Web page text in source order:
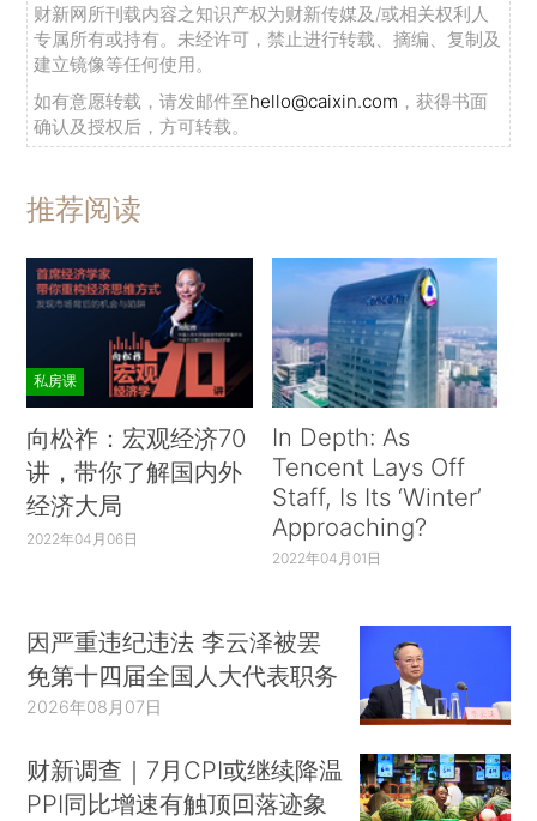
财新网所刊载内容之知识产权为财新传媒及/或相关权利人
专属所有或持有。未经许可，禁止进行转载、摘编、复制及
建立镜像等任何使用。
如有意愿转载，请发邮件至hello@caixin.com ，获得书面
确认及授权后，方可转载。
推荐阅读
私房课
向松祚：宏观经济70
讲，带你了解国内外
经济大局
2022年04月06日
In Depth: As
Tencent Lays Off
Staff, Is Its ‘Winter’
Approaching?
2022年04月01日
因严重违纪违法 李云泽被罢
免第十四届全国人大代表职务
2026年08月07日
财新调查｜7月CPI或继续降温
PPI同比增速有触顶回落迹象